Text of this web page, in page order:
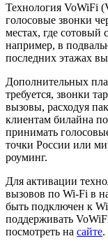
Технология VoWiFi
голосовые звонки
местах, где сотовый
например, в
последних этажах
Дополнительных
требуется, звонки
вызовы, расходуя
клиентам билайна
принимать
точки России или
роуминг.
Для активации
вызовов по Wi-Fi в
быть подключен к
поддерживать
посмотреть на сайте.